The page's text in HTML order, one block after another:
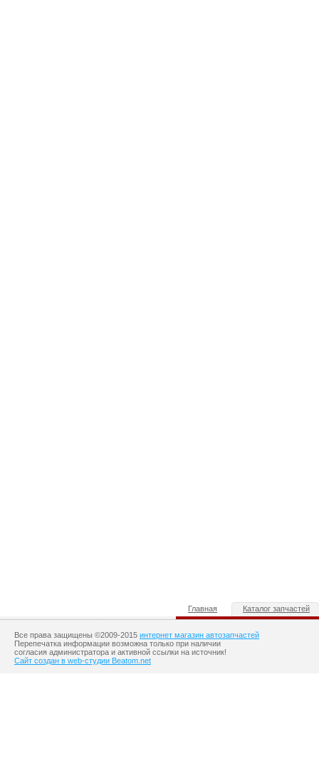
Главная Каталог запчастей
Все права защищены ©2009-2015 интернет магазин автозапчастей
Перепечатка информации возможна только при наличии
согласия администратора и активной ссылки на источник!
Сайт создан в web-студии Beatom.net